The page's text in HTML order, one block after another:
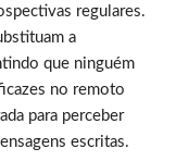
regulares.
a
que ninguém
no remoto
para perceber
escritas.